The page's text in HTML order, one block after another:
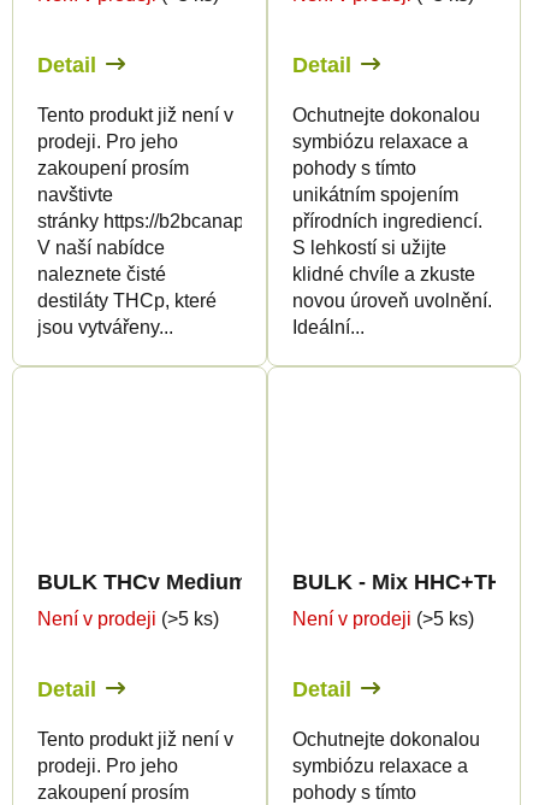
Detail
Tento produkt již není v
prodeji. Pro jeho
zakoupení prosím
navštivte
stránky https://b2bcanapuff.com/
V naší nabídce
naleznete čisté
destiláty THCp, které
jsou vytvářeny...
Detail
Ochutnejte dokonalou
symbiózu relaxace a
pohody s tímto
unikátním spojením
přírodních ingrediencí.
S lehkostí si užijte
klidné chvíle a zkuste
novou úroveň uvolnění.
Ideální...
BULK THCv Medium Greenhouse Quality 5%
Není v prodeji (>5 ks)
Detail
Tento produkt již není v
prodeji. Pro jeho
zakoupení prosím
BULK - Mix
Není v prodeji (>5 ks)
Detail
Ochutnejte dokonalou
symbiózu relaxace a
pohody s tímto